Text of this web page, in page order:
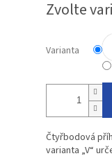
cena:
Zvolte
Varianta
Čtyřbodová
varianta „V“